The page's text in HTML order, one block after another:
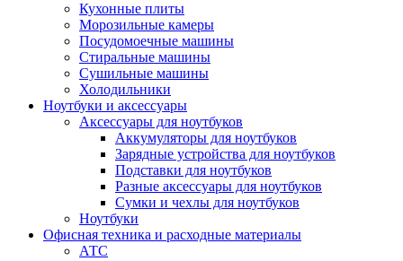
Кухонные плиты
Морозильные камеры
Посудомоечные машины
Стиральные машины
Сушильные машины
Холодильники
Ноутбуки и аксессуары
Аксессуары для ноутбуков
Аккумуляторы для ноутбуков
Зарядные устройства для ноутбуков
Подставки для ноутбуков
Разные аксессуары для ноутбуков
Сумки и чехлы для ноутбуков
Ноутбуки
Офисная техника и расходные материалы
АТС